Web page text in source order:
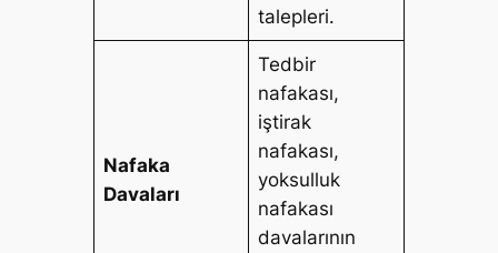
talepleri.
Nafaka
Davaları
Tedbir
nafakası,
iştirak
nafakası,
yoksulluk
nafakası
davalarının